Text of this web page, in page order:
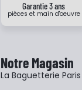
Garantie 3 ans
pièces et main d'oeuvre
Notre Magasin
La Baguetterie Paris